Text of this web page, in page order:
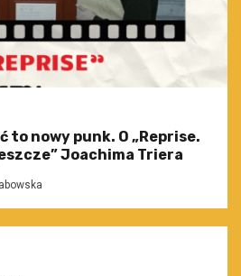
to nowy punk. O „Reprise.
Joachima Triera